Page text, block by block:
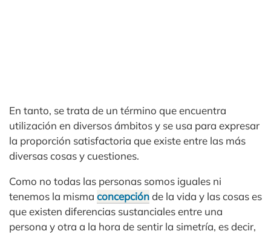
En tanto, se trata de un término que encuentra
utilización en diversos ámbitos y se usa para expresar
la proporción satisfactoria que existe entre las más
diversas cosas y cuestiones.
Como no todas las personas somos iguales ni
tenemos la misma concepciónde la vida y las cosas es
que existen diferencias sustanciales entre una
persona y otra a la hora de sentir la simetría, es decir,